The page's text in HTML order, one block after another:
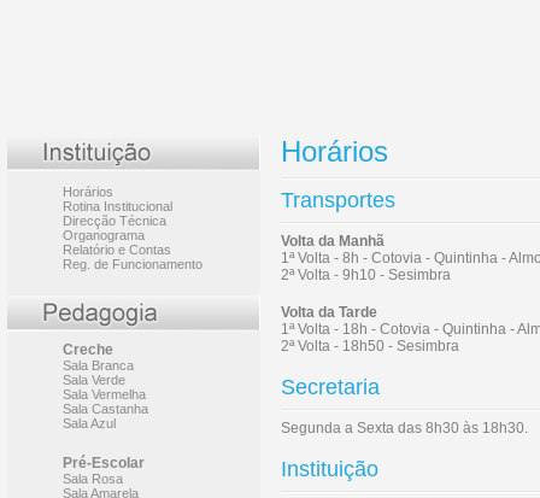
Horários
Rotina Institucional
Direcção Técnica
Organograma
Relatório e Contas
Reg. de Funcionamento
Creche
Sala Branca
Sala Verde
Sala Vermelha
Sala Castanha
Sala Azul
Pré-Escolar
Sala Rosa
Sala Amarela
Horários
Transportes
Volta da Manhã
1ª Volta - 8h - Cotovia - Quintinha -
2ª Volta - 9h10 - Sesimbra
Volta da Tarde
1ª Volta - 18h - Cotovia - Quintinha -
2ª Volta - 18h50 - Sesimbra
Secretaria
Segunda a Sexta das 8h30 às 18h30.
Instituição